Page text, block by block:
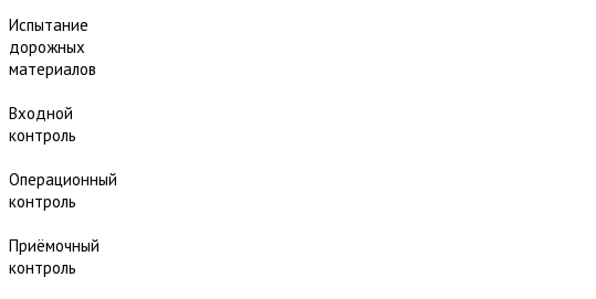
Испытание
дорожных
материалов
Входной
контроль
Операционный
контроль
Приёмочный
контроль